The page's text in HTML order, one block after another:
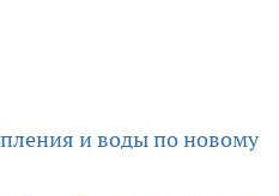
и воды по новому